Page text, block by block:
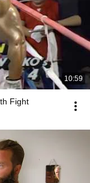
10:59
Fight